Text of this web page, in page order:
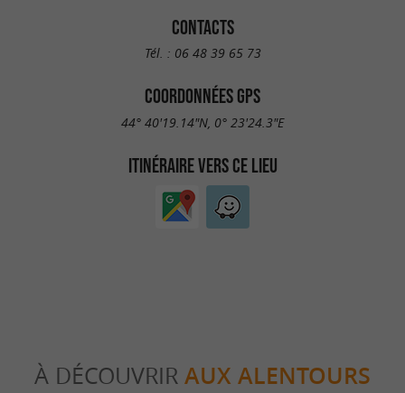
CONTACTS
Tél. : 06 48 39 65 73
COORDONNÉES GPS
44° 40'19.14"N, 0° 23'24.3"E
ITINÉRAIRE VERS CE LIEU
À DÉCOUVRIR AUX ALENTOURS